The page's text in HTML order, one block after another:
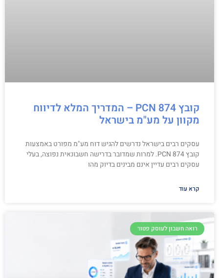
קובץ PCN 874 – המדריך המלא לדיווח
מקוון על מע"מ בישראל
עסקים רבים בישראל נדרשים להגיש דוח מע"מ מפורט באמצעות
קובץ PCN 874. למרות שמדובר בדרישה חשבונאית נפוצה, בעלי
עסקים רבים עדיין אינם מבינים בדיוק מהו
קרא עוד
רואה חשבון לעוסק פטור